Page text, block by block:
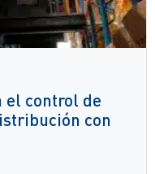
el control de
con